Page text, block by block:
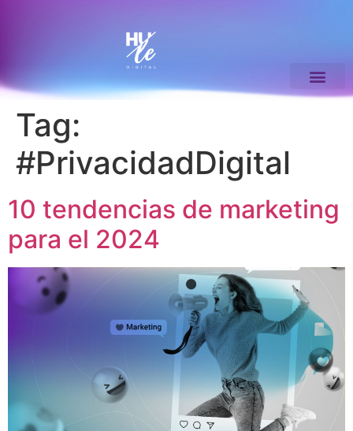
Tag:
#PrivacidadDigital
10 tendencias de marketing
para el 2024